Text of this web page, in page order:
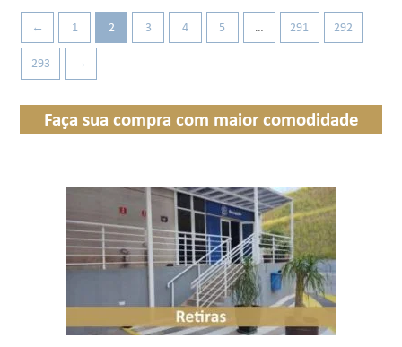
← 1 2 3 4 5 … 291 292
293 →
Faça sua compra com maior comodidade